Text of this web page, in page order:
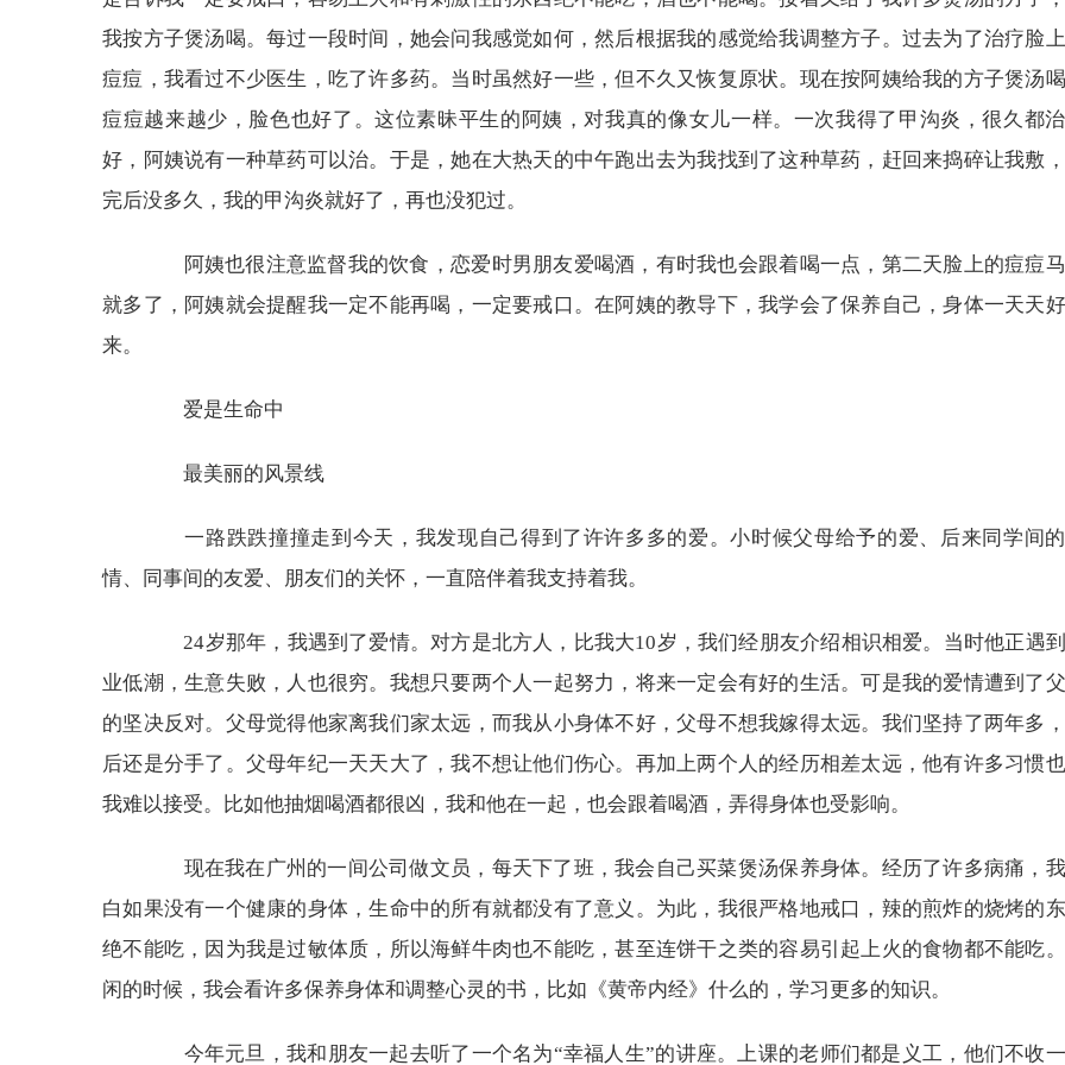
我按方子煲汤喝。每过一段时间，她会问我感觉如何，然后根据我的感觉给我调整方子。过去为了治疗脸
痘痘，我看过不少医生，吃了许多药。当时虽然好一些，但不久又恢复原状。现在按阿姨给我的方子煲汤喝
痘痘越来越少，脸色也好了。这位素昧平生的阿姨，对我真的像女儿一样。一次我得了甲沟炎，很久都
好，阿姨说有一种草药可以治。于是，她在大热天的中午跑出去为我找到了这种草药，赶回来捣碎让我敷
完后没多久，我的甲沟炎就好了，再也没犯过。
阿姨也很注意监督我的饮食，恋爱时男朋友爱喝酒，有时我也会跟着喝一点，第二天脸上的痘痘
就多了，阿姨就会提醒我一定不能再喝，一定要戒口。在阿姨的教导下，我学会了保养自己，身体一天天
来。
爱是生命中
最美丽的风景线
一路跌跌撞撞走到今天，我发现自己得到了许许多多的爱。小时候父母给予的爱、后来同学间
情、同事间的友爱、朋友们的关怀，一直陪伴着我支持着我。
24岁那年，我遇到了爱情。对方是北方人，比我大10岁，我们经朋友介绍相识相爱。当时他正遇
业低潮，生意失败，人也很穷。我想只要两个人一起努力，将来一定会有好的生活。可是我的爱情遭到了
的坚决反对。父母觉得他家离我们家太远，而我从小身体不好，父母不想我嫁得太远。我们坚持了两年多
后还是分手了。父母年纪一天天大了，我不想让他们伤心。再加上两个人的经历相差太远，他有许多习惯
我难以接受。比如他抽烟喝酒都很凶，我和他在一起，也会跟着喝酒，弄得身体也受影响。
现在我在广州的一间公司做文员，每天下了班，我会自己买菜煲汤保养身体。经历了许多病痛，
白如果没有一个健康的身体，生命中的所有就都没有了意义。为此，我很严格地戒口，辣的煎炸的烧烤的
绝不能吃，因为我是过敏体质，所以海鲜牛肉也不能吃，甚至连饼干之类的容易引起上火的食物都不能吃
闲的时候，我会看许多保养身体和调整心灵的书，比如《黄帝内经》什么的，学习更多的知识。
今年元旦，我和朋友一起去听了一个名为“幸福人生”的讲座。上课的老师们都是义工，他们不收